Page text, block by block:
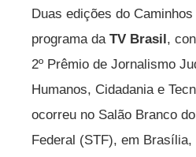
Duas edições do
programa da TV Brasil,
2º Prêmio de Jornalismo
Humanos, Cidadania e
ocorreu no Salão Branco
Federal (STF), em